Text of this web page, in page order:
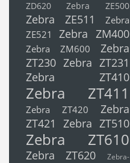
ZD620
Zebra ZE500
Zebra ZE511
Zebra
ZE521
Zebra ZM400
Zebra ZM600
Zebra
ZT230 Zebra ZT231
Zebra ZT410
Zebra ZT411
Zebra ZT420
Zebra
ZT421
Zebra ZT510
Zebra ZT610
Zebra ZT620
Zebra-